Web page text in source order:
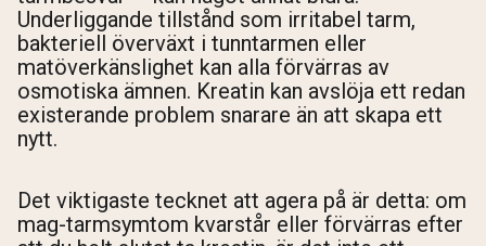
Underliggande tillstånd som irritabel tarm,
bakteriell överväxt i tunntarmen eller
matöverkänslighet kan alla förvärras av
osmotiska ämnen. Kreatin kan avslöja ett redan
existerande problem snarare än att skapa ett
nytt.
Det viktigaste tecknet att agera på är detta: om
mag-tarmsymtom kvarstår eller förvärras efter